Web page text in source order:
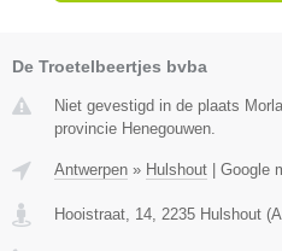
De Troetelbeertjes bvba
Niet gevestigd in de plaats
provincie Henegouwen.
Antwerpen » Hulshout Google
Hooistraat, 14 2235 Hulshout (